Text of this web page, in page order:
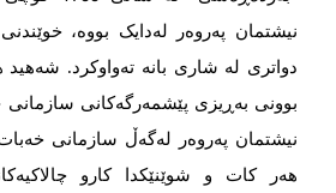
نیشتمان پەروەر لەدایک بووە،
دواتری لە شاری بانە تەواوکرد.
بوونی بەڕیزی پێشمەرگەکانی
نیشتمان پەروەر لەگەڵ سازمانی
هەر کات و شوێنێکدا کارو